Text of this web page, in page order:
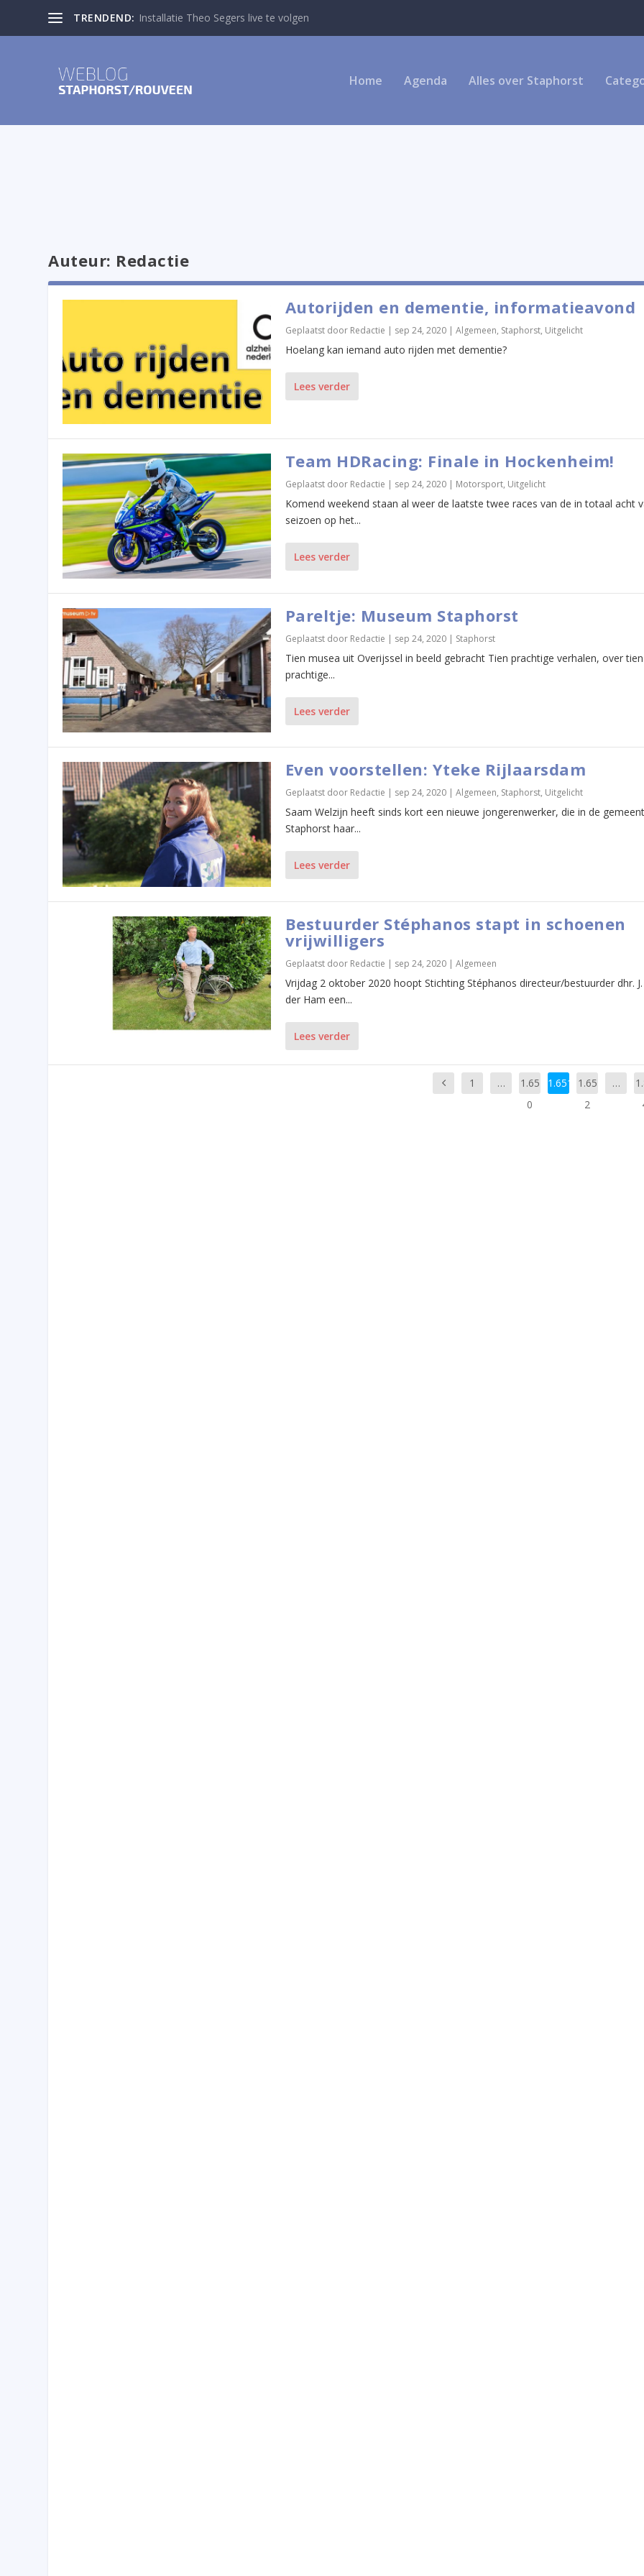
TRENDEND: Heren B op podium bij Nieuwjaarswedstrijd Weert
Home Agenda Alles over Staphorst
Auteur: Redactie
Autorijden en dementie, informatieavond
Geplaatst door Redactie | sep 24, 2020| Algemeen, Staphorst, Uitgelicht
Hoelang kan iemand auto rijden met dementie?
Lees verder
Team HDRacing: Finale in Hockenheim!
Geplaatst door Redactie sep 24, 2020| Motorsport, Uitgelicht
Komend weekend staan al weer de laatste twee races van de in totaal acht
seizoen op het...
Lees verder
Pareltje: Museum Staphorst
Geplaatst door Redactie | sep 24, 2020| Staphorst
Tien musea uit Overijssel in beeld gebracht Tien prachtige verhalen, over tien
prachtige...
Lees verder
Even voorstellen: Yteke Rijlaarsdam
Geplaatst door Redactie | sep 24, 2020| Algemeen, Staphorst, Uitgelicht
Saam Welzijn heeft sinds kort een nieuwe jongerenwerker, die in de
Staphorst haar...
Lees verder
Bestuurder Stéphanos stapt in schoenen
vrijwilligers
Geplaatst door Redactie | sep 24, 2020| Algemeen
Vrijdag 2 oktober 2020 hoopt Stichting Stéphanos directeur/bestuurder dhr.
der Ham een...
Lees verder
1 …
1.65
0
1.651
1.65
2
…